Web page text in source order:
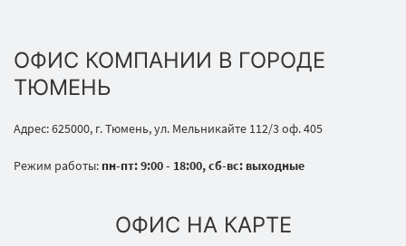
ОФИС КОМПАНИИ В ГОРОДЕ
ТЮМЕНЬ
Адрес: 625000, г. Тюмень, ул. Мельникайте 112/3 оф. 405
Режим работы: пн-пт: 9:00 - 18:00, сб-вс: выходные
ОФИС НА КАРТЕ